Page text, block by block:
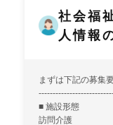
社会福
人情報
まずは下記の募集
■ 施設形態
訪問介護